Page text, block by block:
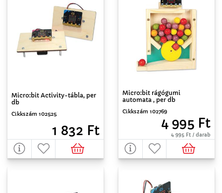
Micro:bit Activity-tábla, per
db
Cikkszám 102525
1 832 Ft
Micro:bit rágógumi
automata , per db
Cikkszám 102769
4 995 Ft
4 995 Ft / darab